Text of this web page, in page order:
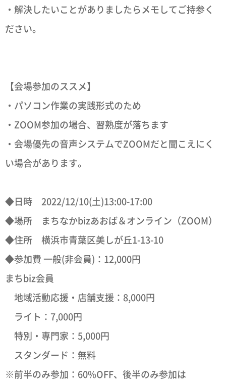
・解決したいことがありましたらメモしてご持参く
ださい。
【会場参加のススメ】
・パソコン作業の実践形式のため
・ZOOM参加の場合、習熟度が落ちます
・会場優先の音声システムでZOOMだと聞こえにく
い場合があります。
◆日時 2022/12/10(土)13:00-17:00
◆場所 まちなかbizあおば＆オンライン（ZOOM）
◆住所 横浜市青葉区美しが丘1-13-10
◆参加費 一般(非会員)：12,000円
まちbiz会員
地域活動応援・店舗支援：8,000円
ライト：7,000円
特別・専門家：5,000円
スタンダード：無料
※前半のみ参加：60%OFF、後半のみ参加は